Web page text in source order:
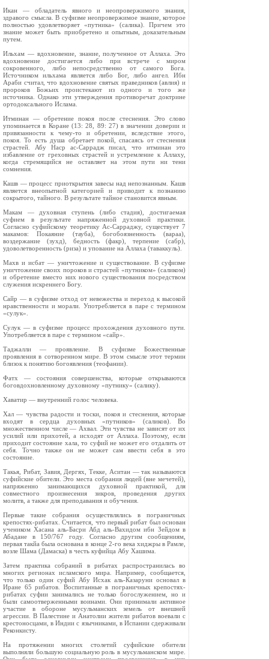
Икан — обладатель явного и неопровержимого знания,
здравого смысла. В суфизме неопровержимое знание, которое
полностью удовлетворяет «путника» (салика). Причем это
знание может быть приобретено и опытным, доказательным
путем.
Ильхам — вдохновение, знание, полученное от Аллаха. Это
вдохновение достигается либо при встрече с миром
сокровенного, либо непосредственно от самого Бога.
Источником ильхама является либо Бог, либо ангел. Ибн
Араби считал, что вдохновение святых праведников (авлия) и
пророков Божьих проистекают из одного и того же
источника. Однако эти утверждения противоречат доктрине
ортодоксального Ислама.
Итминан — обретение покоя после стеснения. Это слово
упоминается в Коране (13: 28, 89: 27) в значении доверии и
привязанности к чему-то и обретении, вследствие этого,
покоя. То есть душа обретает покой, спасаясь от стеснения
страстей. Абу Наср ас-Саррадж писал, что итминан это
избавление от греховных страстей и устремление к Аллаху,
когда стремящийся не оставляет на этом пути ни тени
сомнения.
Кашв — процесс приоткрытия завесы над непознанным. Кашв
является внеопытной категорией и приводит к познанию
сокрытого, тайного. В результате тайное становится явным.
Макам — духовная ступень (либо стадия), достигаемая
суфием в результате напряженной духовной практики.
Согласно суфийскому теоретику Ас-Сарраджу, существует 7
макамов: Покаяние (тауба), богобоязненность (вараа),
воздержание (зухд), бедность (факр), терпение (сабр),
удоволетворенность (риза) и упование на Аллаха (таваккуль).
Махв и исбат — уничтожение и существование. В суфизме
уничтожение своих пороков и страстей «путником» (саликом)
и обретение вместо них нового существования посредством
служения искреннего Богу.
Сайр — в суфизме отход от невежества и переход к высокой
нравственности и морали. Употребляется в паре с термином
«сулук».
Сулук — в суфизме процесс прохождения духовного пути.
Употребляется в паре с термином «сайр».
Таджалли — проявление. В суфизме Божественные
проявления в сотворенном мире. В этом смысле этот термин
близок к понятию богоявления (теофании).
Фатх — состояния совершенства, которые открываются
боговдохновленному духовному «путнику» (салику).
Хаватир — внутренний голос человека.
Хал — чувства радости и тоски, покоя и стеснения, которые
входят в сердца духовных «путников» (саликов). Во
множественном числе — Ахвал. Эти чувства не зависят от их
усилий или прихотей, а исходят от Аллаха. Поэтому, если
приходит состояние хала, то суфий не может его отдалить от
себя. Точно также он не может сам ввести себя в это
состояние.
Такья, Рибат, Завия, Дергях, Текке, Аситан — так называются
суфийские обители. Это места собрания людей (вне мечетей),
напряженно занимающихся духовной практикой, для
совместного произнесения зикров, проведения других
молитв, а также для преподавания и обучения.
Первые такие собрания осуществлялись в пограничных
крепостях-рибатах. Считается, что первый рибат был основан
учеником Хасана аль-Басри Абд аль-Вахидом ибн Зейдом в
Абадане в 150/767 году. Согласно другим сообщениям,
первая такйа была основана в конце 2-го века хиджры в Рамле,
возле Шама (Дамаска) в честь куфийца Абу Хашима.
Затем практика собраний в рибатах распространилась во
многих регионах исламского мира. Например, сообщается,
что только один суфий Абу Исхак аль-Казаруни основал в
Иране 65 рибатов. Воспитанные в пограничных крепостях-
рибатах суфии занимались не только богослужением, но и
были самоотверженными воинами. Они принимали активное
участие в обороне мусульманских земель от внешней
агрессии. В Палестине и Анатолии жители рибатов воевали с
крестоносцами, в Индии с язычниками, в Испании сдерживали
Реконкисту.
На протяжении многих столетий суфийские обители
выполняли большую социальную роль в мусульманском мире.